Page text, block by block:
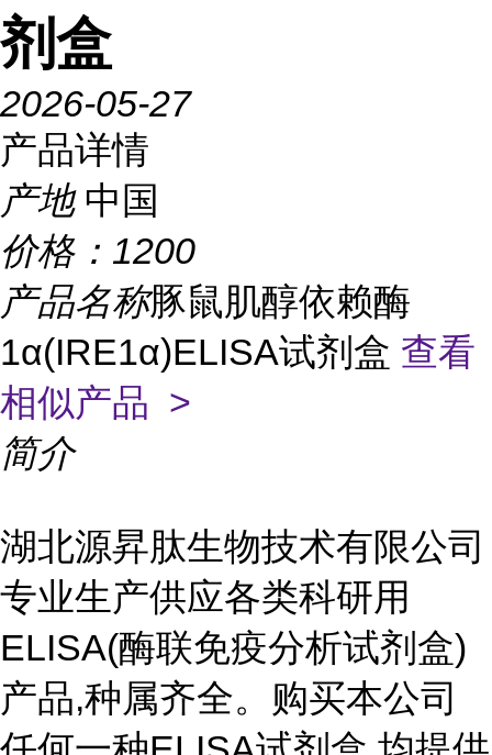
剂盒
2026-05-27
产品详情
产地 中国
价格： 1200
产品名称豚鼠肌醇依赖酶
1α(IRE1α)ELISA试剂盒 查看
相似产品 >
简介
湖北源昇肽生物技术有限公司
专业生产供应各类科研用
ELISA(酶联免疫分析试剂盒)
产品,种属齐全。购买本公司